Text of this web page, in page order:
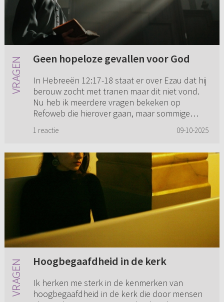
Geen hopeloze gevallen voor God
In Hebreeën 12:17-18 staat er over Ezau dat hij
berouw zocht met tranen maar dit niet vond.
Nu heb ik meerdere vragen bekeken op
Refoweb die hierover gaan, maar sommige
1 reactie 09-10-2025
Hoogbegaafdheid in de kerk
Ik herken me sterk in de kenmerken van
hoogbegaafdheid in de kerk die door mensen